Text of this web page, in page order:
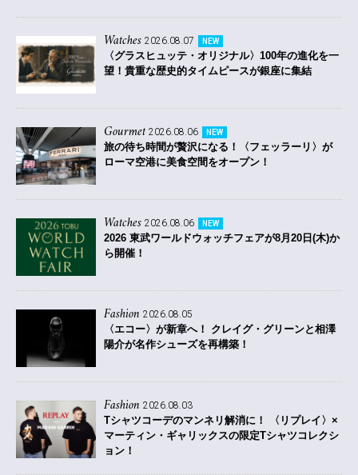
Watches 2026.08.07 NEW
〈グラスヒュッテ・オリジナル〉100年の進化を一
望！貴重な歴史的タイムピースが銀座に集結
Gourmet 2026.08.06 NEW
旅の待ち時間が贅沢になる！〈フェッラーリ〉が
ローマ空港に美食空間をオープン！
Watches 2026.08.06 NEW
2026 東武ワールドウォッチフェアが8月20日(木)か
ら開催！
Fashion 2026.08.05
〈エコー〉が新章へ！ クレイグ・グリーンと相澤
陽介が名作シューズを再構築！
Fashion 2026.08.03
Tシャツコーデのマンネリ解消に！ 〈リプレイ〉×
マーティン・ギャリックスの限定Tシャツコレクシ
ョン！